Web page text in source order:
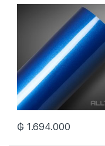
₲ 1.694.000